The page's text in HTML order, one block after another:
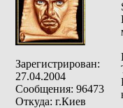
Зарегистрирован:
27.04.2004
Сообщения: 96473
Откуда: г.Киев